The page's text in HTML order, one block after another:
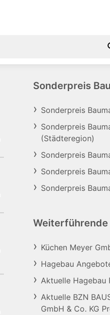
Sonderpreis
Sonderpreis
Sonderpreis
(Städteregion)
Sonderpreis
Sonderpreis
Sonderpreis
Weiterführende
Küchen Meyer
Hagebau
Aktuelle Hagebau
Aktuelle BZN
GmbH & Co. KG